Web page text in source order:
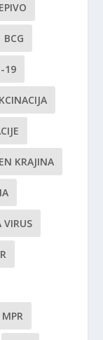
BCG
19
KRAJINA
VIRUS
MPR